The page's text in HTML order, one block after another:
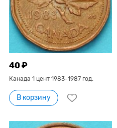
40 ₽
Канада 1 цент 1983-1987 год.
В корзину